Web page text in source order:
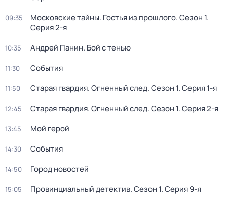
09:35 Московские тайны. Гостья из прошлого. Сезон 1.
Серия 2-я
10:35 Андрей Панин. Бой с тенью
11:30 События
11:50 Старая гвардия. Огненный след. Сезон 1. Серия 1-я
12:45 Старая гвардия. Огненный след. Сезон 1. Серия 2-я
13:45 Мой герой
14:30 События
14:50 Город новостей
15:05 Провинциальный детектив. Сезон 1. Серия 9-я